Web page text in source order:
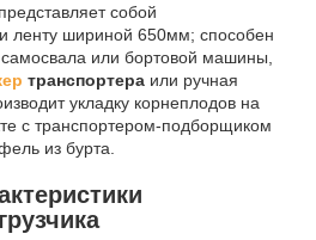
представляет собой
ленту шириной 650мм; способен
самосвала или бортовой машины,
транспортера или ручная
укладку корнеплодов на
с транспортером-подборщиком
из бурта.